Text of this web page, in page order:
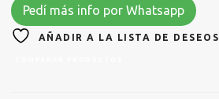
Pedí más info por Whatsapp
AÑADIR A LA LISTA DE DESEOS